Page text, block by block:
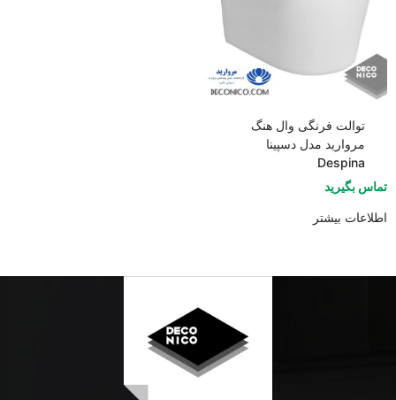
توالت فرنگی وال هنگ
مروارید مدل دسپینا
Despina
تماس بگیرید
اطلاعات بیشتر